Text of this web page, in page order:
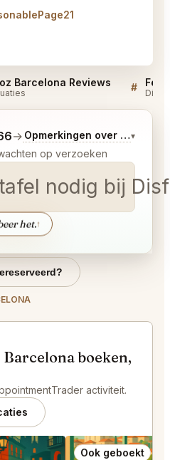
Barcelona Reviews #
→ Opmerkingen over Laatste
▾
op verzoeken
nodig bij
het.↑
boeken,
activiteit.
Ook geboekt